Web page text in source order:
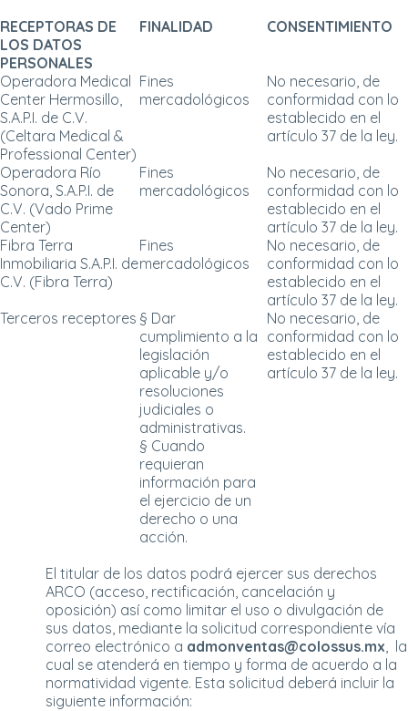
RECEPTORAS DE
LOS DATOS
PERSONALES
FINALIDAD CONSENTIMIENTO
Operadora Medical
Center Hermosillo,
S.A.P.I. de C.V.
(Celtara Medical &
Professional Center)
Fines
mercadológicos
No necesario, de
conformidad con lo
establecido en el
artículo 37 de la ley.
Operadora Río
Sonora, S.A.P.I. de
C.V. (Vado Prime
Center)
Fines
mercadológicos
No necesario, de
conformidad con lo
establecido en el
artículo 37 de la ley.
Fibra Terra
Inmobiliaria S.A.P.I. de
C.V. (Fibra Terra)
Fines
mercadológicos
No necesario, de
conformidad con lo
establecido en el
artículo 37 de la ley.
Terceros receptores § Dar
cumplimiento a la
legislación
aplicable y/o
resoluciones
judiciales o
administrativas.
§ Cuando
requieran
información para
el ejercicio de un
derecho o una
acción.
No necesario, de
conformidad con lo
establecido en el
artículo 37 de la ley.
El titular de los datos podrá ejercer sus derechos
ARCO (acceso, rectificación, cancelación y
oposición) así como limitar el uso o divulgación de
sus datos, mediante la solicitud correspondiente vía
correo electrónico a admonventas@colossus.mx, la
cual se atenderá en tiempo y forma de acuerdo a la
normatividad vigente. Esta solicitud deberá incluir la
siguiente información: